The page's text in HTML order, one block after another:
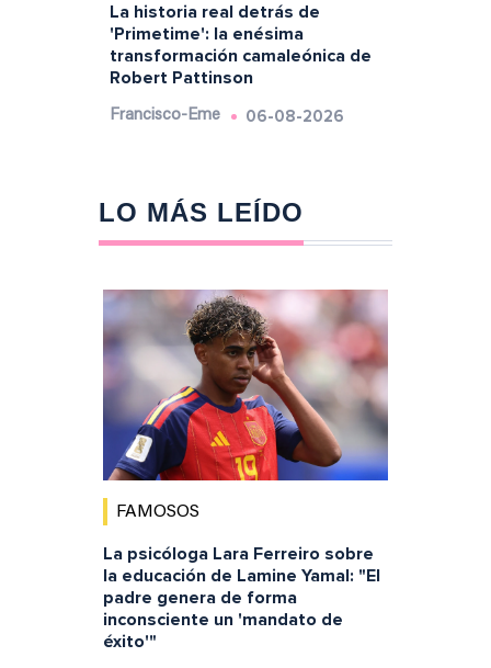
La historia real detrás de
'Primetime': la enésima
transformación camaleónica de
Robert Pattinson
Francisco-Eme 06-08-2026
LO MÁS LEÍDO
FAMOSOS
La psicóloga Lara Ferreiro sobre
la educación de Lamine Yamal: "El
padre genera de forma
inconsciente un 'mandato de
éxito'"